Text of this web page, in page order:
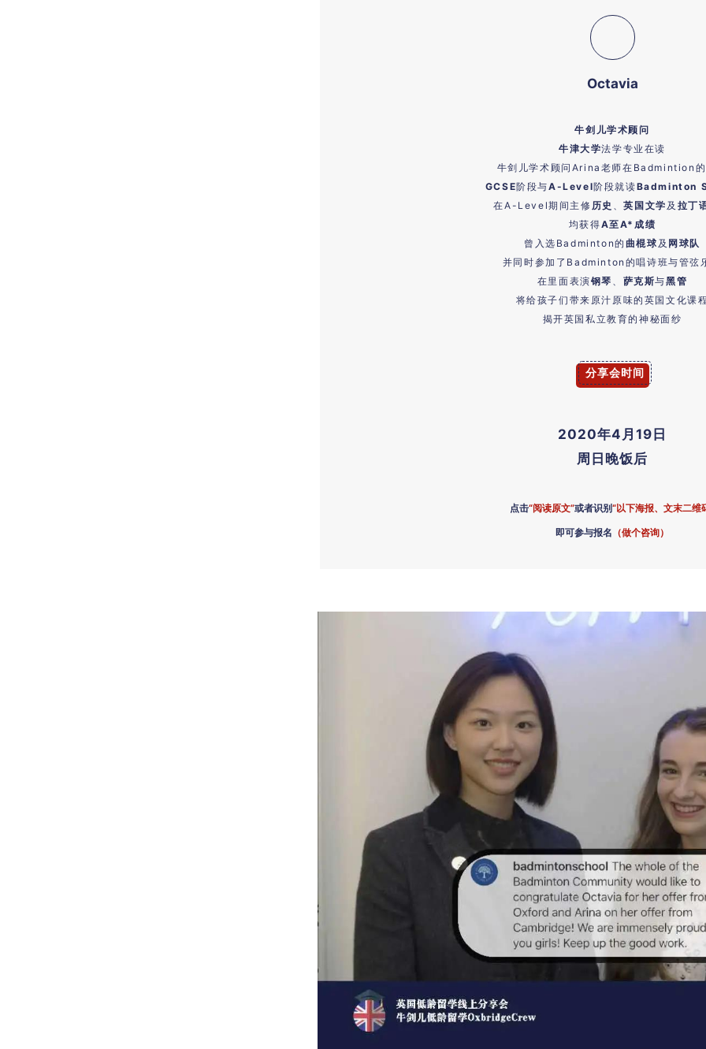
Octavia
牛剑儿学术顾问
牛津大学法学专业在读
牛剑儿学术顾问Arina老师在Badmintion
GCSE阶段与A-Level阶段就读Badminton
在A-Level期间主修 历史 、英国文学 及 拉丁
均获得A至A*成绩
曾入选Badminton的 曲棍球 及 网球队
并同时参加了Badminton的唱诗班与管弦
在里面表演钢琴 、 萨克斯与黑管
将给孩子们带来原汁原味的英国文化课
揭开英国私立教育的神秘面纱
分享会时间
2020年4月19日
周日 晚饭后
点击“阅读原文”或者识别“以下海报、文末二维
即可参与报名 （做个咨询）